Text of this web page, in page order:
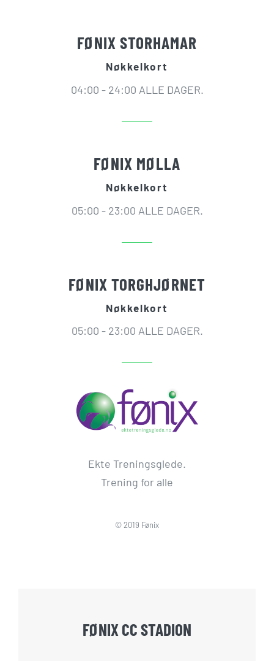
FØNIX STORHAMAR
Nøkkelkort
04:00 - 24:00 ALLE DAGER.
FØNIX MØLLA
Nøkkelkort
05:00 - 23:00 ALLE DAGER.
FØNIX TORGHJØRNET
Nøkkelkort
05:00 - 23:00 ALLE DAGER.
Ekte Treningsglede.
Trening for alle
© 2019 Fønix
FØNIX CC STADION